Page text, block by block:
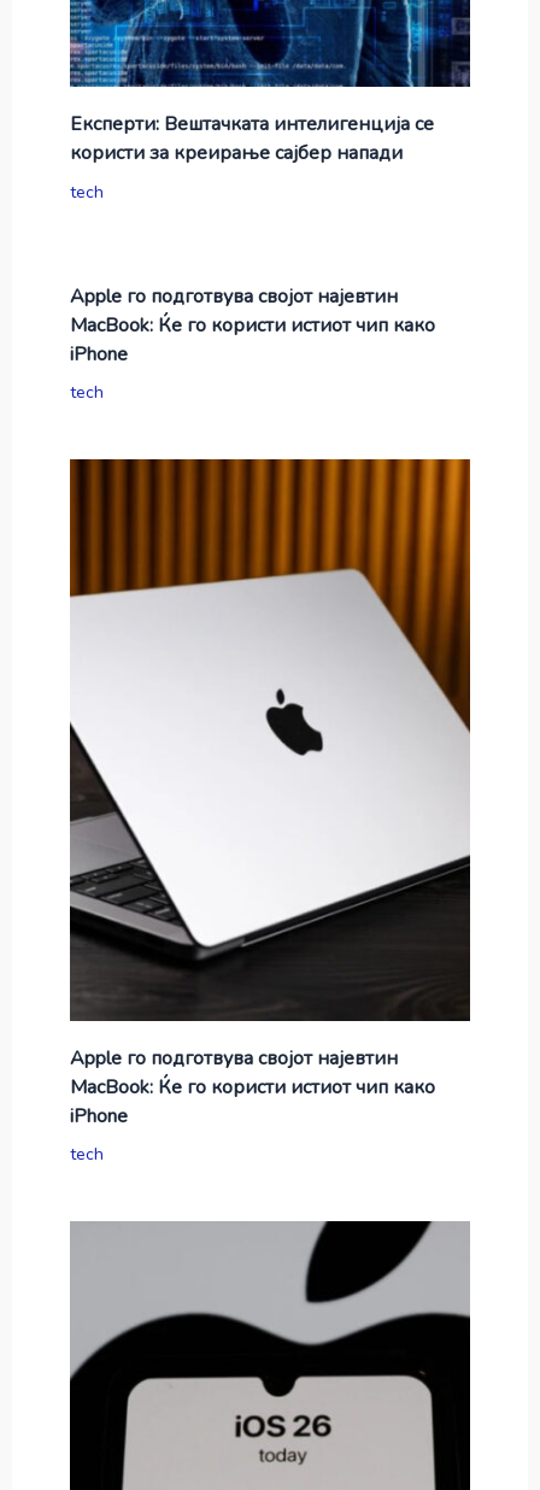
Експерти: Вештачката интелигенција се
користи за креирање сајбер напади
tech
Apple го подготвува својот најевтин
MacBook: Ќе го користи истиот чип како
iPhone
tech
Apple го подготвува својот најевтин
MacBook: Ќе го користи истиот чип како
iPhone
tech